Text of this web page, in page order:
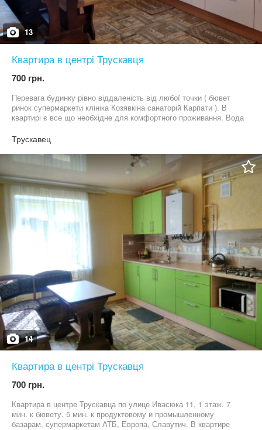
13
Квартира в центрі Трускавця
700 грн.
Перевага будинку рівно віддаленість від любої точки ( бювет
ринок супермаркети клініка Козявкіна санаторій Карпати ). В
квартирі є все що необхідне для комфортного проживання. Вода
майданчик та парковка.
Трускавец
14
Квартира в центрі Трускавця
700 грн.
Квартира в центре Трускавца по улице Ивасюка 11, 1 этаж. 7
мин. к бювету, 5 мин. к продуктовому и промышленному
базарам, супермаркетам АТБ, Европа, Славутич. В квартире